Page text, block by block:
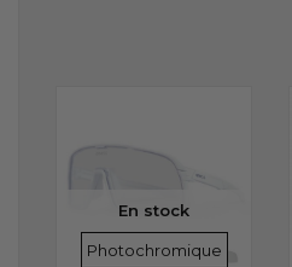
En stock
VERRES
Photochromique